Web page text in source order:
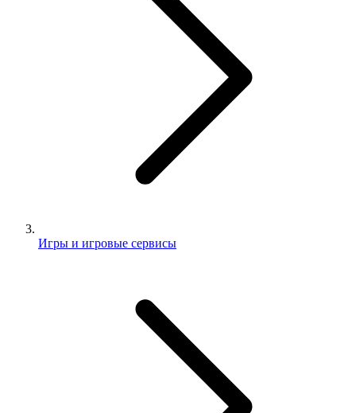
Игры и игровые сервисы